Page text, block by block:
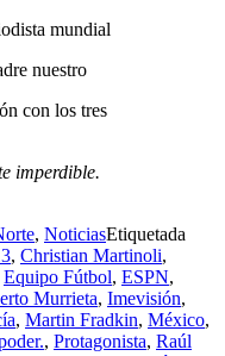
mundial
nuestro
con los tres
imperdible.
, NoticiasEtiquetada
, Christian Martinoli,
Equipo Fútbol, ESPN,
Murrieta, Imevisión,
, Martin Fradkin, México,
, Protagonista, Raúl